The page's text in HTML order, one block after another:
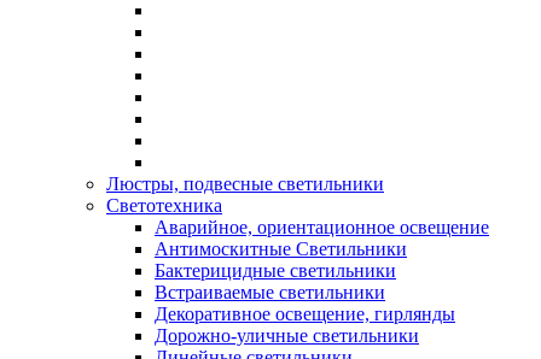
Люстры, подвесные светильники
Светотехника
Аварийное, ориентационное освещение
Антимоскитные Светильники
Бактерицидные светильники
Встраиваемые светильники
Декоративное освещение, гирлянды
Дорожно-уличные светильники